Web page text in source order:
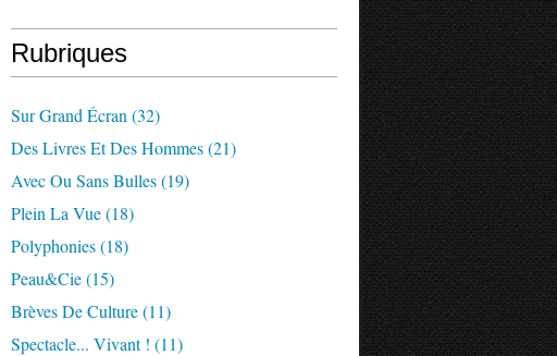
Rubriques
Sur Grand Écran (32)
Des Livres Et Des Hommes(21)
Avec Ou Sans Bulles(19)
Plein La Vue(18)
Polyphonies(18)
Peau&cie(15)
Brèves De Culture(11)
Spectacle... Vivant ! (11)